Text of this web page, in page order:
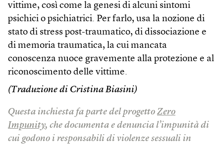
vittime, così come la genesi di alcuni sintomi
psichici o psichiatrici. Per farlo, usa la nozione di
stato di stress post-traumatico, di dissociazione e
di memoria traumatica, la cui mancata
conoscenza nuoce gravemente alla protezione e al
riconoscimento delle vittime.
(Traduzione di Cristina Biasini)
Questa inchiesta fa parte del progettoZero
Impunity, che documenta e denuncia l’impunità di
cui godono i responsabili di violenze sessuali in